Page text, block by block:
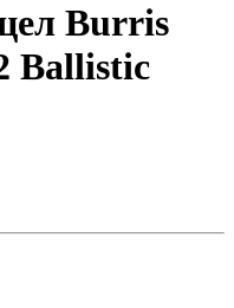
Burris
Ballistic